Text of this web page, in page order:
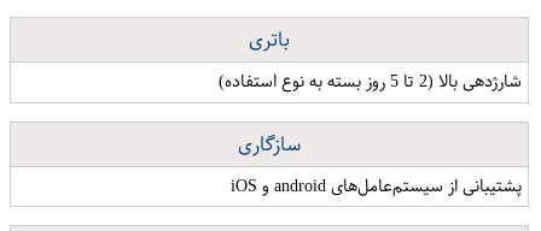
باتری
شارژدهی بالا (2 تا 5 روز بسته به نوع استفاده)
سازگاری
پشتیبانی از سیستم‌عامل‌های a​ndroid و iOS